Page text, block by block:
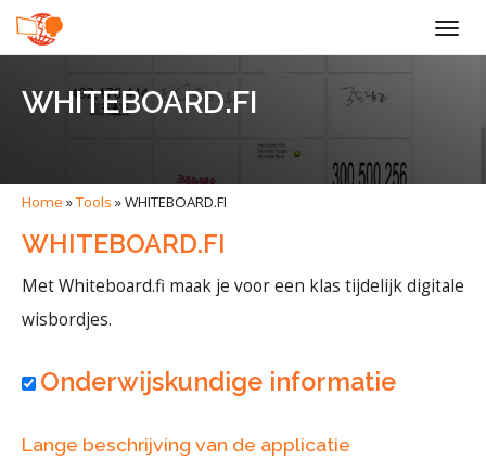
WHITEBOARD.FI
Home »Tools »WHITEBOARD.FI
WHITEBOARD.FI
Met Whiteboard.fi maak je voor een klas tijdelijk digitale
wisbordjes.
Onderwijskundige informatie
Lange beschrijving van de applicatie